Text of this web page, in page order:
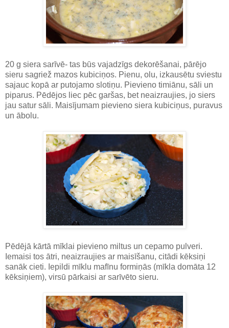
20 g siera sarīvē- tas būs vajadzīgs dekorēšanai, pārējo
sieru sagriež mazos kubiciņos. Pienu, olu, izkausētu sviestu
sajauc kopā ar putojamo slotiņu. Pievieno timiānu, sāli un
piparus. Pēdējos liec pēc garšas, bet neaizraujies, jo siers
jau satur sāli. Maisījumam pievieno siera kubiciņus, puravus
un ābolu.
Pēdējā kārtā mīklai pievieno miltus un cepamo pulveri.
Iemaisi tos ātri, neaizraujies ar maisīšanu, citādi kēksiņi
sanāk cieti. Iepildi mīklu mafīnu formiņās (mīkla domāta 12
kēksiņiem), virsū pārkaisi ar sarīvēto sieru.